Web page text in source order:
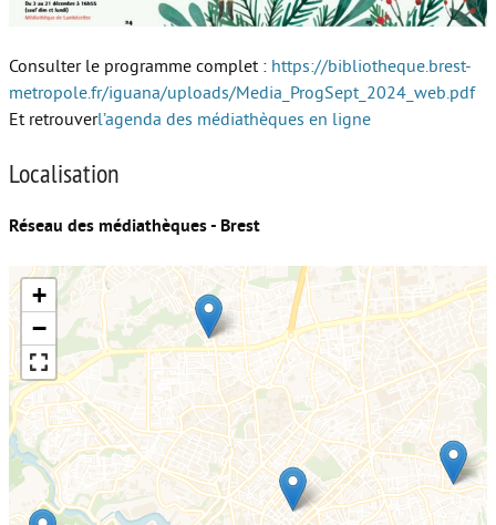
Consulter le programme complet : https://bibliotheque.brest-
metropole.fr/iguana/uploads/Media_ProgSept_2024_web.pdf
Et retrouverl’agenda des médiathèques en ligne
Localisation
Réseau des médiathèques - Brest
+
−